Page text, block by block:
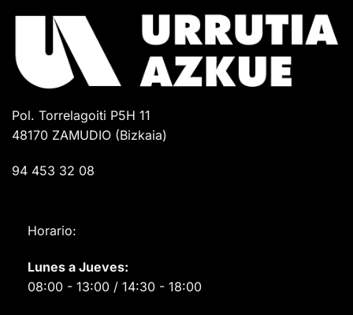
Pol. Torrelagoiti P5H 11
48170 ZAMUDIO (Bizkaia)
94 453 32 08
Horario:
Lunes a Jueves:
08:00 - 13:00 / 14:30 - 18:00